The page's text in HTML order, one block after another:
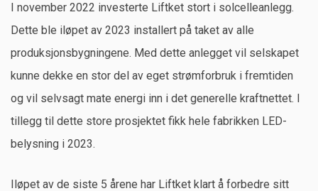
I november 2022 investerte Liftket stort i solcelleanlegg.
Dette ble iløpet av 2023 installert på taket av alle
produksjonsbygningene. Med dette anlegget vil selskapet
kunne dekke en stor del av eget strømforbruk i fremtiden
og vil selvsagt mate energi inn i det generelle kraftnettet. I
tillegg til dette store prosjektet fikk hele fabrikken LED-
belysning i 2023.
Iløpet av de siste 5 årene har Liftket klart å forbedre sitt